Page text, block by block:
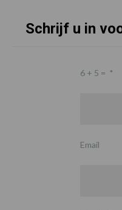
Schrijf u in
6 + 5 = *
Email